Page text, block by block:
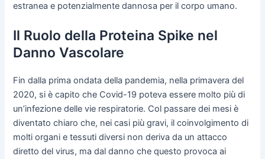
estranea e potenzialmente dannosa per il corpo umano.
Il Ruolo della Proteina Spike nel
Danno Vascolare
Fin dalla prima ondata della pandemia, nella primavera del
2020, si è capito che Covid-19 poteva essere molto più di
un’infezione delle vie respiratorie. Col passare dei mesi è
diventato chiaro che, nei casi più gravi, il coinvolgimento di
molti organi e tessuti diversi non deriva da un attacco
diretto del virus, ma dal danno che questo provoca ai